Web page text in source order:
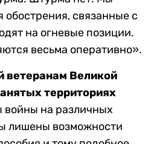
обострения, связанные с
на огневые позиции.
весьма оперативно».
ветеранам Великой
территориях
войны на различных
лишены возможности